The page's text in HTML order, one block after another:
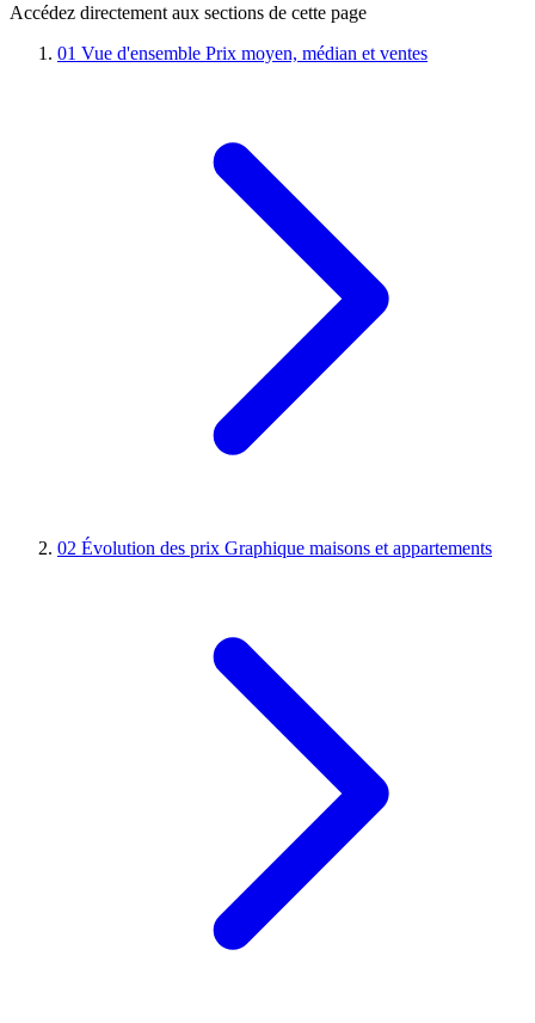
Accédez directement aux sections de cette page
01 Vue d'ensemble Prix moyen, médian et ventes
02 Évolution des prix Graphique maisons et appartements